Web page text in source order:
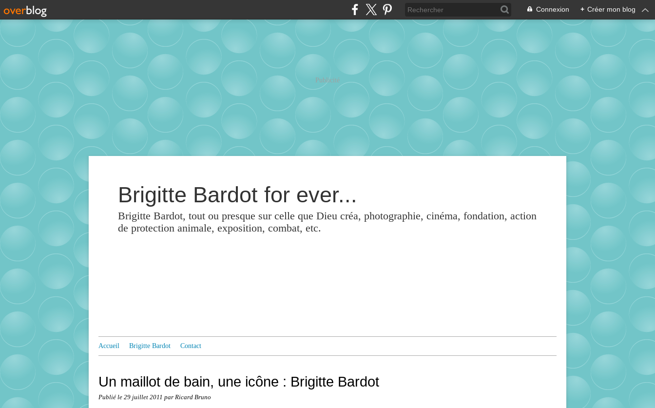
Connexion + Créer mon blog
Publicité
Brigitte Bardot for ever...
Brigitte Bardot, tout ou presque sur celle que Dieu créa, photographie, cinéma, fondation, action
de protection animale, exposition, combat, etc.
Accueil Brigitte Bardot Contact
Un maillot de bain, une icône : Brigitte Bardot
Publié le 29 juillet 2011 par Ricard Bruno